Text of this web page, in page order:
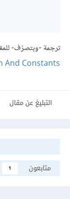
ترجمة -وبتصرّف-
And Constants
التبليغ عن مقال
متابعون
1